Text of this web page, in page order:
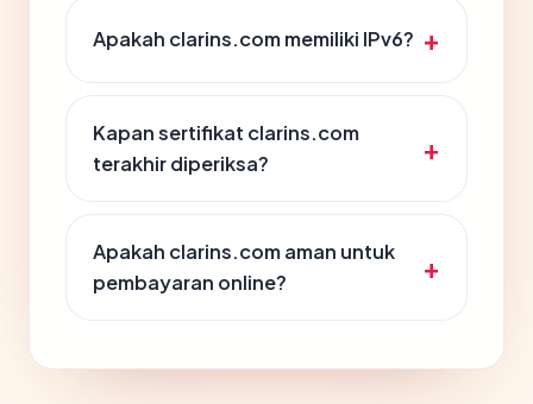
Apakah clarins.com memiliki IPv6?
Kapan sertifikat clarins.com
terakhir diperiksa?
Apakah clarins.com aman untuk
pembayaran online?